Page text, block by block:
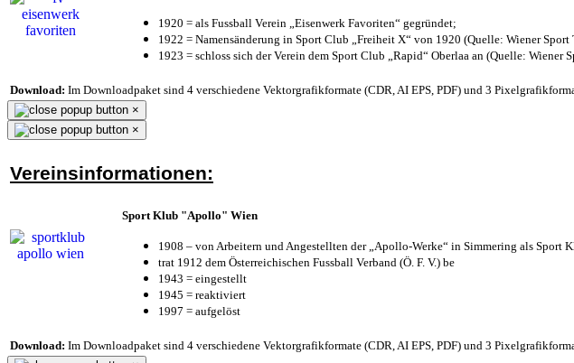
1920 = als Fussball Verein „Eisenwerk Favoriten“ gegründet;
1922 = Namensänderung in Sport Club „Freiheit X“ von 1920 (Quelle: Wiener
1923 = schloss sich der Verein dem Sport Club „Rapid“ Oberlaa an (Quelle:
Download: Im Downloadpaket sind 4 verschiedene Vektorgrafikformate (CDR, AI EPS, PDF) und 3
×
×
Vereinsinformationen:
Sport Klub "Apollo" Wien
1908 – von Arbeitern und Angestellten der „Apollo-Werke“ in Simmering als Sport
trat 1912 dem Österreichischen Fussball Verband (Ö. F. V.) be
1943 = eingestellt
1945 = reaktiviert
1997 = aufgelöst
Download: Im Downloadpaket sind 4 verschiedene Vektorgrafikformate (CDR, AI EPS, PDF) und 3